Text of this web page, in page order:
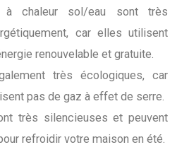
à chaleur sol/eau sont très
car elles utilisent
renouvelable et gratuite.
très écologiques, car
pas de gaz à effet de serre.
très silencieuses et peuvent
refroidir votre maison en été.